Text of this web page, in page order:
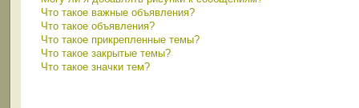
Что такое важные объявления?
Что такое объявления?
Что такое прикрепленные темы?
Что такое закрытые темы?
Что такое значки тем?